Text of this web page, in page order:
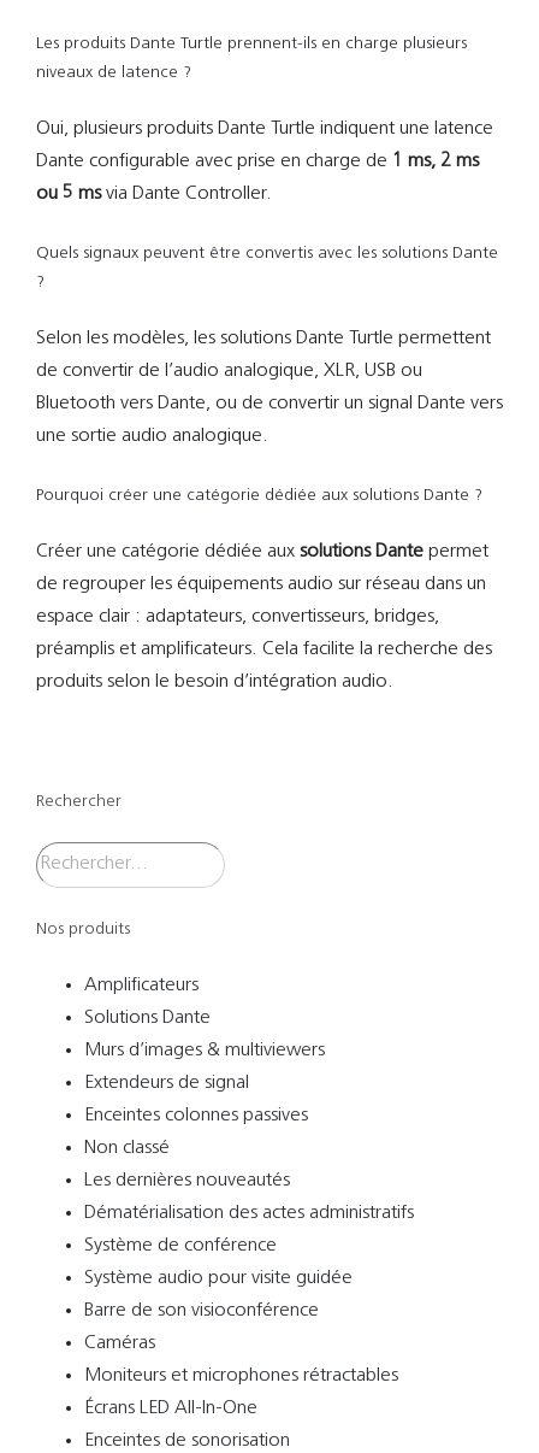
Les produits Dante Turtle prennent-ils en charge plusieurs
niveaux de latence ?
Oui, plusieurs produits Dante Turtle indiquent une latence
Dante configurable avec prise en charge de 1 ms, 2 ms
ou 5 msvia Dante Controller.
Quels signaux peuvent être convertis avec les solutions Dante
?
Selon les modèles, les solutions Dante Turtle permettent
de convertir de l’audio analogique, XLR, USB ou
Bluetooth vers Dante, ou de convertir un signal Dante vers
une sortie audio analogique.
Pourquoi créer une catégorie dédiée aux solutions Dante ?
Créer une catégorie dédiée aux solutions Dante permet
de regrouper les équipements audio sur réseau dans un
espace clair : adaptateurs, convertisseurs, bridges,
préamplis et amplificateurs. Cela facilite la recherche des
produits selon le besoin d’intégration audio.
Rechercher
Nos produits
Amplificateurs
Solutions Dante
Murs d’images & multiviewers
Extendeurs de signal
Enceintes colonnes passives
Non classé
Les dernières nouveautés
Dématérialisation des actes administratifs
Système de conférence
Système audio pour visite guidée
Barre de son visioconférence
Caméras
Moniteurs et microphones rétractables
Écrans LED All-In-One
Enceintes de sonorisation